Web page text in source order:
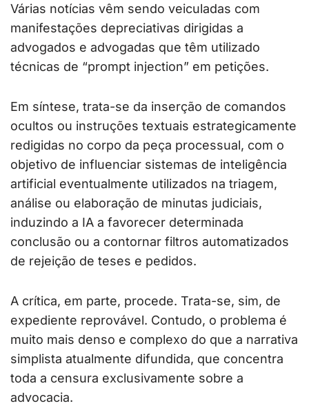
Várias notícias vêm sendo veiculadas com
manifestações depreciativas dirigidas a
advogados e advogadas que têm utilizado
técnicas de “prompt injection” em petições.
Em síntese, trata-se da inserção de comandos
ocultos ou instruções textuais estrategicamente
redigidas no corpo da peça processual, com o
objetivo de influenciar sistemas de inteligência
artificial eventualmente utilizados na triagem,
análise ou elaboração de minutas judiciais,
induzindo a IA a favorecer determinada
conclusão ou a contornar filtros automatizados
de rejeição de teses e pedidos.
A crítica, em parte, procede. Trata-se, sim, de
expediente reprovável. Contudo, o problema é
muito mais denso e complexo do que a narrativa
simplista atualmente difundida, que concentra
toda a censura exclusivamente sobre a
advocacia.